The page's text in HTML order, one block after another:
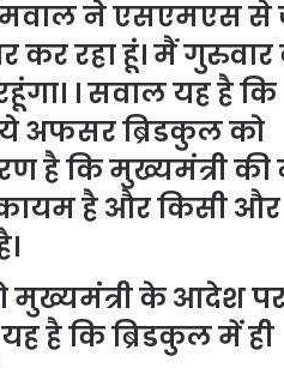
ने एसएमएस से
कर रहा हूं। मैं गुरुवार
। सवाल यह है कि
अफसर ब्रिडकुल को
है कि मुख्यमंत्री की
है और किसी और
मुख्यमंत्री के आदेश
है कि ब्रिडकुल में ही